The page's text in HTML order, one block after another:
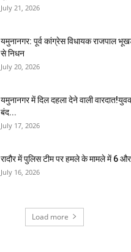
July 21, 2026
यमुनानगर: पूर्व कांग्रेस विधायक राजपाल
से निधन
July 20, 2026
यमुनानगर में दिल दहला देने वाली
बंद...
July 17, 2026
रादौर में पुलिस टीम पर हमले के मामले में 6
July 16, 2026
Load more